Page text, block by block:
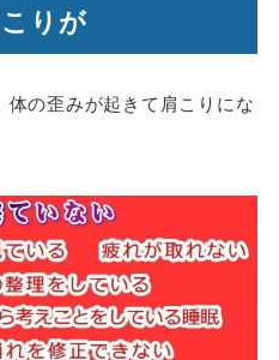
りが
の歪みが起きて肩こりにな